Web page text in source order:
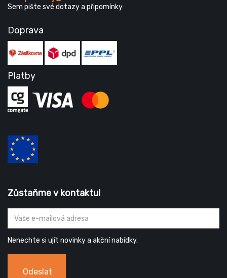
Sem pište své dotazy a připomínky
Doprava
Platby
Zůstaňme v kontaktu!
Nenechte si ujít novinky a akční nabídky.
Odeslat